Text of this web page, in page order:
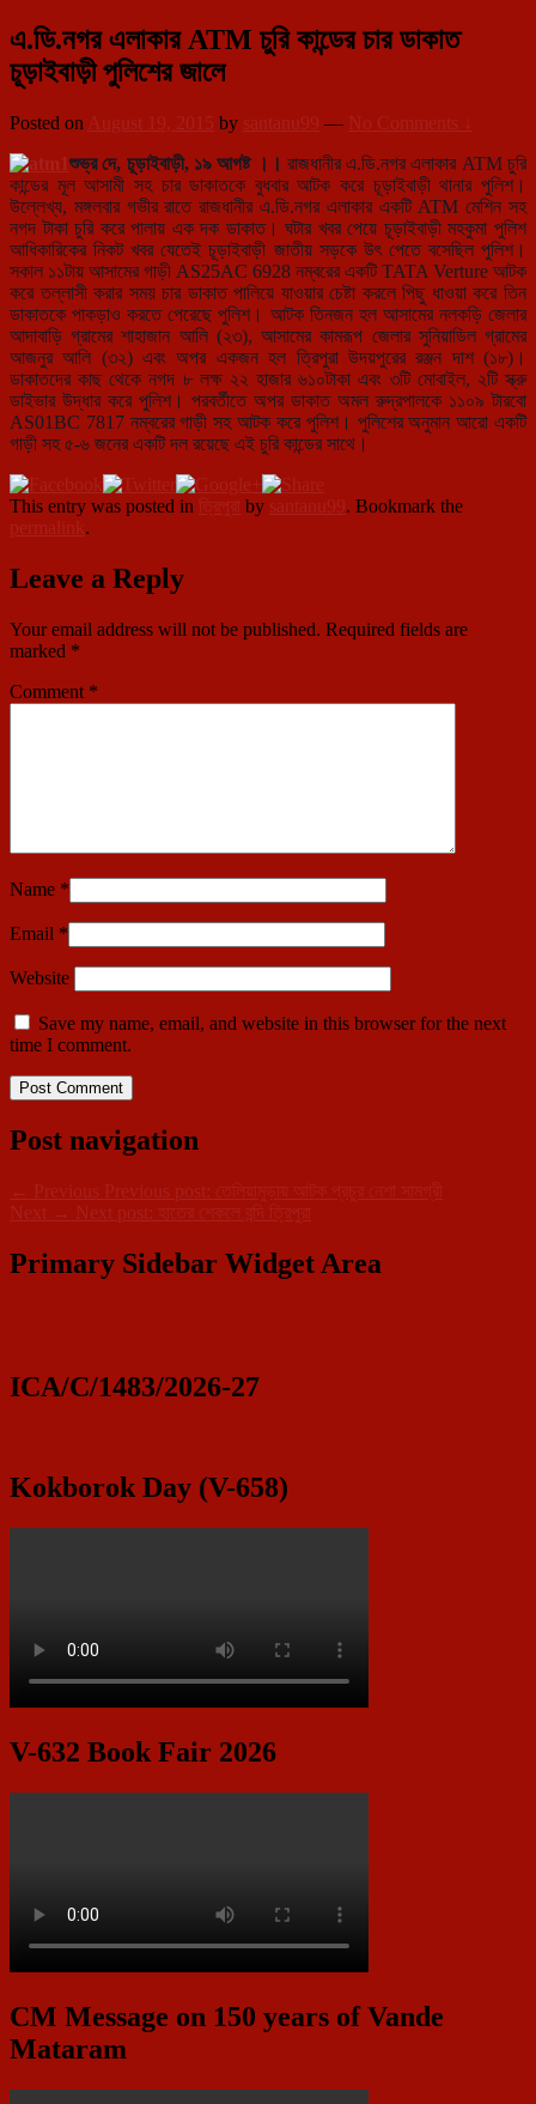
এ.ডি.নগর এলাকার ATM চুরি কান্ডের চার ডাকাত
চূড়াইবাড়ী পুলিশের জালে
Posted on August 19, 2015 by santanu99 — No Comments ↓
শুভ্র দে, চূড়াইবাড়ী, ১৯ আগষ্ট ।। রাজধানীর এ.ডি.নগর এলাকার ATM চুরি
কান্ডের মূল আসামী সহ চার ডাকাতকে বুধবার আটক করে চূড়াইবাড়ী থানার পুলিশ।
উল্লেখ্য, মঙ্গলবার গভীর রাতে রাজধানীর এ.ডি.নগর এলাকার একটি ATM মেশিন সহ
নগদ টাকা চুরি করে পালায় এক দক ডাকাত। ঘটার খবর পেয়ে চূড়াইবাড়ী মহকুমা পুলিশ
আধিকারিকের নিকট খবর যেতেই চূড়াইবাড়ী জাতীয় সড়কে উৎ পেতে বসেছিল পুলিশ।
সকাল ১১টায় আসামের গাড়ী AS25AC 6928 নম্বরের একটি TATA Verture আটক
করে তল্লাসী করার সময় চার ডাকাত পালিয়ে যাওয়ার চেষ্টা করলে পিছু ধাওয়া করে তিন
ডাকাতকে পাকড়াও করতে পেরেছে পুলিশ। আটক তিনজন হল আসামের নলকড়ি জেলার
আদাবাড়ি গ্রামের শাহাজান আলি (২৩), আসামের কামরূপ জেলার সুনিয়াডিল গ্রামের
আজনুর আলি (৩২) এবং অপর একজন হল ত্রিপুরা উদয়পুরের রঞ্জন দাশ (১৮)।
ডাকাতদের কাছ থেকে নগদ ৮ লক্ষ ২২ হাজার ৬১০টাকা এবং ৩টি মোবাইল, ২টি স্ক্রু
ডাইভার উদ্ধার করে পুলিশ। পরবর্তীতে অপর ডাকাত অমল রুদ্রপালকে ১১০৯ টারবো
AS01BC 7817 নম্বরের গাড়ী সহ আটক করে পুলিশ। পুলিশের অনুমান আরো একটি
গাড়ী সহ ৫-৬ জনের একটি দল রয়েছে এই চুরি কান্ডের সাথে।
This entry was posted in ত্রিপুরা by santanu99. Bookmark the
permalink.
Leave a Reply
Your email address will not be published. Required fields are
marked *
Comment *
Name *
Email *
Website
Save my name, email, and website in this browser for the next
time I comment.
Post navigation
← Previous Previous post:
তেলিয়ামুড়ায় আটক প্রচুর নেশা সামগ্রী
Next → Next post: হাতের শেকলে বন্দি ত্রিপুরা
Primary Sidebar Widget Area
ICA/C/1483/2026-27
Kokborok Day (V-658)
V-632 Book Fair 2026
CM Message on 150 years of Vande
Mataram